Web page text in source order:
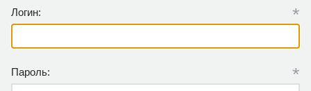
Логин: *
Пароль: *